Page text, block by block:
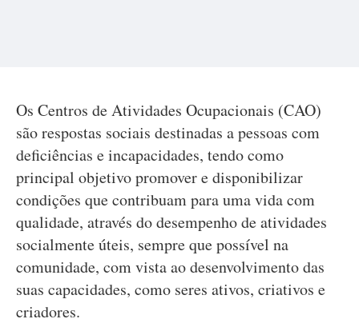
Os Centros de Atividades Ocupacionais (CAO)
são respostas sociais destinadas a pessoas com
deficiências e incapacidades, tendo como
principal objetivo promover e disponibilizar
condições que contribuam para uma vida com
qualidade, através do desempenho de atividades
socialmente úteis, sempre que possível na
comunidade, com vista ao desenvolvimento das
suas capacidades, como seres ativos, criativos e
criadores.